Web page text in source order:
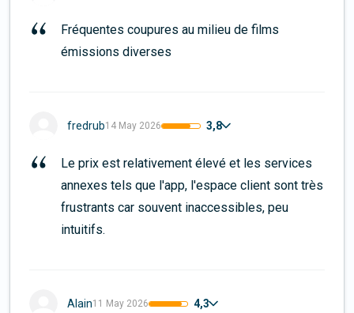
Fréquentes coupures au milieu de films
émissions diverses
fredrub14 May 2026 3,8
Le prix est relativement élevé et les services
annexes tels que l'app, l'espace client sont très
frustrants car souvent inaccessibles, peu
intuitifs.
Alain11 May 2026 4,3